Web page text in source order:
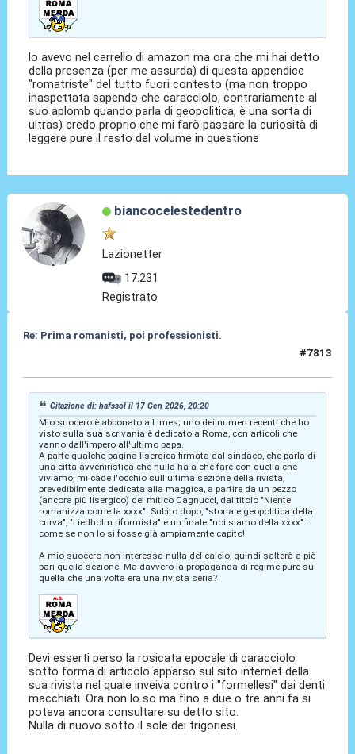
lo avevo nel carrello di amazon ma ora che mi hai detto
della presenza (per me assurda) di questa appendice
"romatriste" del tutto fuori contesto (ma non troppo
inaspettata sapendo che caracciolo, contrariamente al
suo aplomb quando parla di geopolitica, è una sorta di
ultras) credo proprio che mi farò passare la curiosità di
leggere pure il resto del volume in questione
biancocelestedentro
Lazionetter
17.231
Registrato
Re: Prima romanisti, poi professionisti.
#7813
Citazione di: hafssol il 17 Gen 2026, 20:20
Mio suocero è abbonato a Limes; uno dei numeri recenti che ho
visto sulla sua scrivania è dedicato a Roma, con articoli che
vanno dall'impero all'ultimo papa.
A parte qualche pagina lisergica firmata dal sindaco, che parla di
una città avveniristica che nulla ha a che fare con quella che
viviamo, mi cade l'occhio sull'ultima sezione della rivista,
prevedibilmente dedicata alla maggica, a partire da un pezzo
(ancora più lisergico) del mitico Cagnucci, dal titolo "Niente
romanizza come la xxxx". Subito dopo, "storia e geopolitica della
curva", "Liedholm riformista" e un finale "noi siamo della xxxx"...
come se non lo si fosse già ampiamente capito!
A mio suocero non interessa nulla del calcio, quindi salterà a piè
pari quella sezione. Ma davvero la propaganda di regime pure su
quella che una volta era una rivista seria?
Devi esserti perso la rosicata epocale di caracciolo
sotto forma di articolo apparso sul sito internet della
sua rivista nel quale inveiva contro i "formellesi" dai denti
macchiati. Ora non lo so ma fino a due o tre anni fa si
poteva ancora consultare su detto sito.
Nulla di nuovo sotto il sole dei trigoriesi.